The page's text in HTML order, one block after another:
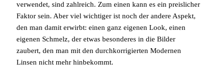
verwendet, sind zahlreich. Zum einen kann es ein preislicher
Faktor sein. Aber viel wichtiger ist noch der andere Aspekt,
den man damit erwirbt: einen ganz eigenen Look, einen
eigenen Schmelz, der etwas besonderes in die Bilder
zaubert, den man mit den durchkorrigierten Modernen
Linsen nicht mehr hinbekommt.